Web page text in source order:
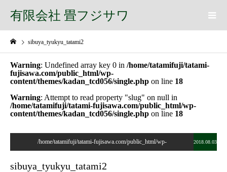
有限会社 畳フジサワ
sibuya_tyukyu_tatami2
Warning: Undefined array key 0 in /home/tatamifuji/tatami-
fujisawa.com/public_html/wp-
content/themes/kadan_tcd056/single.php on line 18
Warning: Attempt to read property "slug" on null in
/home/tatamifuji/tatami-fujisawa.com/public_html/wp-
content/themes/kadan_tcd056/single.php on line 18
/home/tatamifuji/tatami-fujisawa.com/public_html/wp- 2018.08.03
sibuya_tyukyu_tatami2